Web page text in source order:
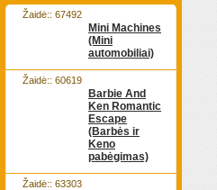
Mini Machines
(Mini
automobiliai)
Žaidė:: 67492
Barbie And
Ken Romantic
Escape
(Barbės ir
Keno
pabėgimas)
Žaidė:: 60619
Žaidė:: 63303